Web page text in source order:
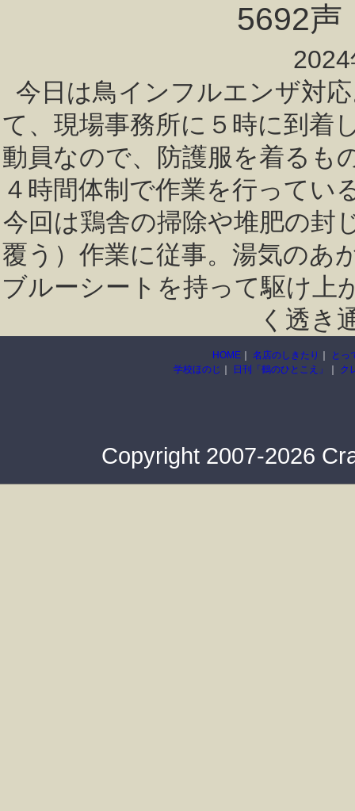
5692
今日は鳥インフルエンザ対
て、現場事務所に５時に到着
動員なので、防護服を着るも
４時間体制で作業を行ってい
今回は鶏舎の掃除や堆肥の封
覆う）作業に従事。湯気のあ
ブルーシートを持って駆け上
く透き
HOME 名店のしきたり
とっ
学校ほのじ
日刊「鶴のひとこえ」 ク
Copyright 2007-2026